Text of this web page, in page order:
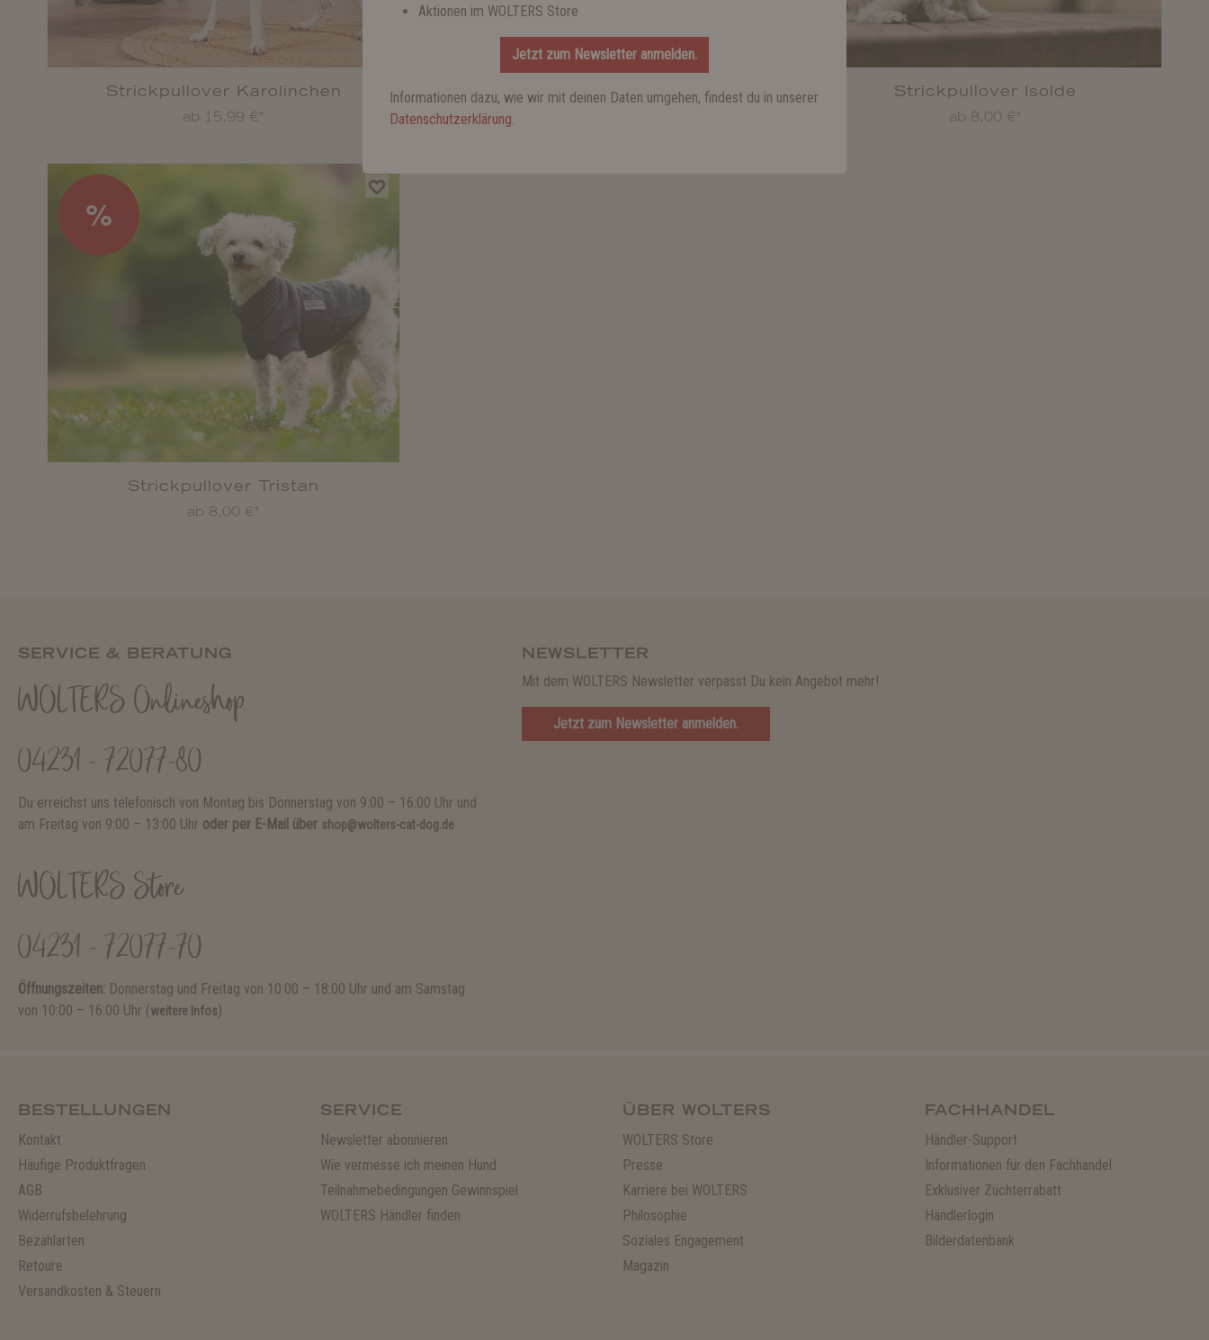
Strickpullover Karolinchen
ab 15,99 €*
Strickpullover Marinello Strickpullover Isolde
ab 8,00 €*
%
Strickpullover Tristan
ab 8,00 €*
SERVICE & BERATUNG
WOLTERS Onlineshop
04231 - 72077-80
Du erreichst uns telefonisch von Montag bis Donnerstag von 9:00 – 16:00 Uhr und
am Freitag von 9:00 – 13:00 Uhr oder per E-Mail über shop@wolters-cat-dog.de
WOLTERS Store
04231 - 72077-70
Öffnungszeiten: Donnerstag und Freitag von 10:00 – 18:00 Uhr und am Samstag
von 10:00 – 16:00 Uhr (weitere Infos)
NEWSLETTER
Mit dem WOLTERS Newsletter verpasst Du kein Angebot mehr!
Jetzt zum Newsletter anmelden.
BESTELLUNGEN
Kontakt
Häufige Produktfragen
AGB
Widerrufsbelehrung
Bezahlarten
Retoure
Versandkosten & Steuern
SERVICE
Newsletter abonnieren
Wie vermesse ich meinen Hund
Teilnahmebedingungen Gewinnspiel
WOLTERS Händler finden
ÜBER WOLTERS
WOLTERS Store
Presse
Karriere bei WOLTERS
Philosophie
Soziales Engagement
Magazin
FACHHANDEL
Händler-Support
Informationen für den Fachhandel
Exklusiver Züchterrabatt
Händlerlogin
Bilderdatenbank
Aktionen im WOLTERS Store
Jetzt zum Newsletter anmelden.
Informationen dazu, wie wir mit deinen Daten umgehen, findest du in unserer
Datenschutzerklärung.